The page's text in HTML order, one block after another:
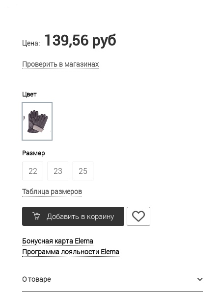
Цена: 139,56 руб
Проверить в магазинах
Цвет
Размер
22 23 25
Таблица размеров
Добавить в корзину
Бонусная карта Elema
Программа лояльности Elema
О товаре